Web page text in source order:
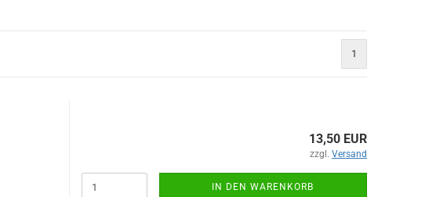
1
13,50 EUR
zzgl. Versand
IN DEN WARENKORB